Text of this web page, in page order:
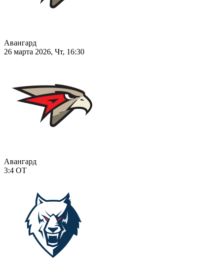
Авангард
26 марта 2026, Чт, 16:30
Авангард
3:4 ОТ